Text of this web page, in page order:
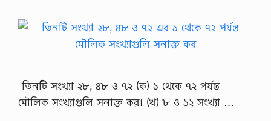
তিনটি সংখ্যা ২৮, ৪৮ ও ৭২ (ক) ১ থেকে ৭২ পর্যন্ত
মৌলিক সংখ্যাগুলি সনাক্ত কর। (খ) ৮ ও ১২ সংখ্যা …